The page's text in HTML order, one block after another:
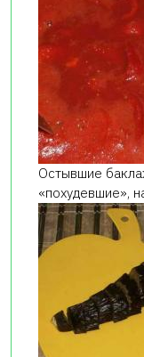
Остывшие
«похудевшие»,